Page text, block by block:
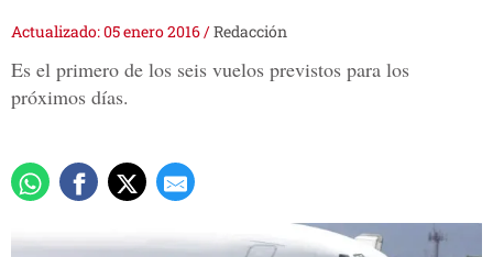
Actualizado: 05 enero 2016/Redacción
Es el primero de los seis vuelos previstos para los
próximos días.